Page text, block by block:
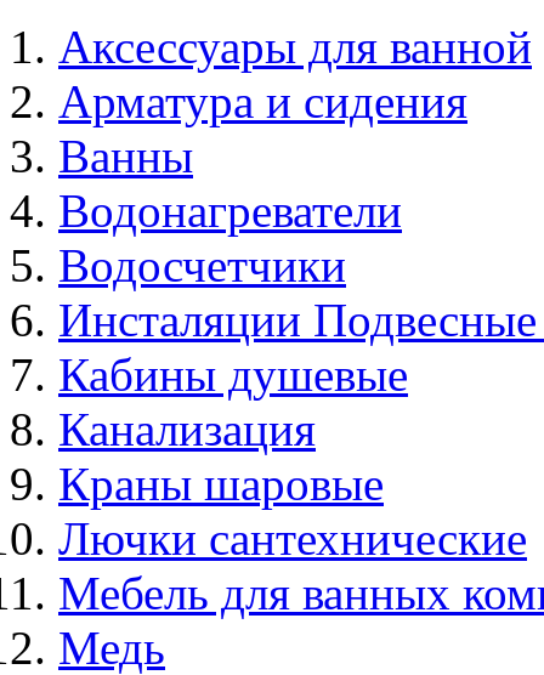
Аксессуары для ванной
Арматура и сидения
Ванны
Водонагреватели
Водосчетчики
Инсталяции
Кабины душевые
Канализация
Краны шаровые
Лючки сантехнические
Мебель для ванных
Медь